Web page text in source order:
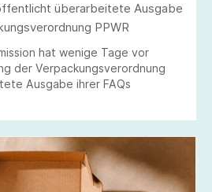
überarbeitete Ausgabe
PPWR
hat wenige Tage vor
der Verpackungsverordnung
Ausgabe ihrer FAQs